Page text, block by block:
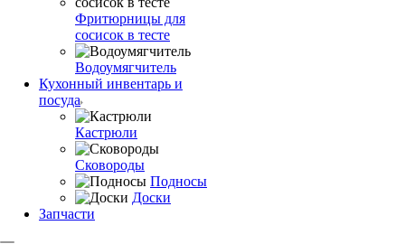
Фритюрницы для
сосисок в тесте
Водоумягчитель
Кухонный инвентарь и
посуда
Кастрюли
Сковороды
Подносы
Доски
Запчасти